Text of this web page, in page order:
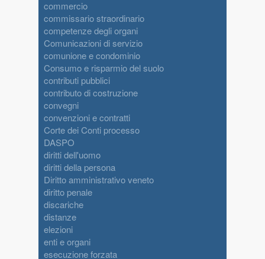
commercio
commissario straordinario
competenze degli organi
Comunicazioni di servizio
comunione e condominio
Consumo e risparmio del suolo
contributi pubblici
contributo di costruzione
convegni
convenzioni e contratti
Corte dei Conti processo
DASPO
diritti dell'uomo
diritti della persona
Diritto amministrativo veneto
diritto penale
discariche
distanze
elezioni
enti e organi
esecuzione forzata